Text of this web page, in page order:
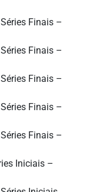
Finais –
Finais –
Finais –
Finais –
Finais –
Iniciais –